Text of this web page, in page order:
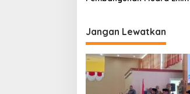
Jangan Lewatkan